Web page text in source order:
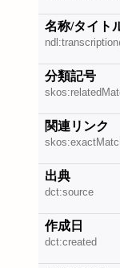
名称/タイト
分類記号
関連リンク
出典
dct:source
作成日
dct:created